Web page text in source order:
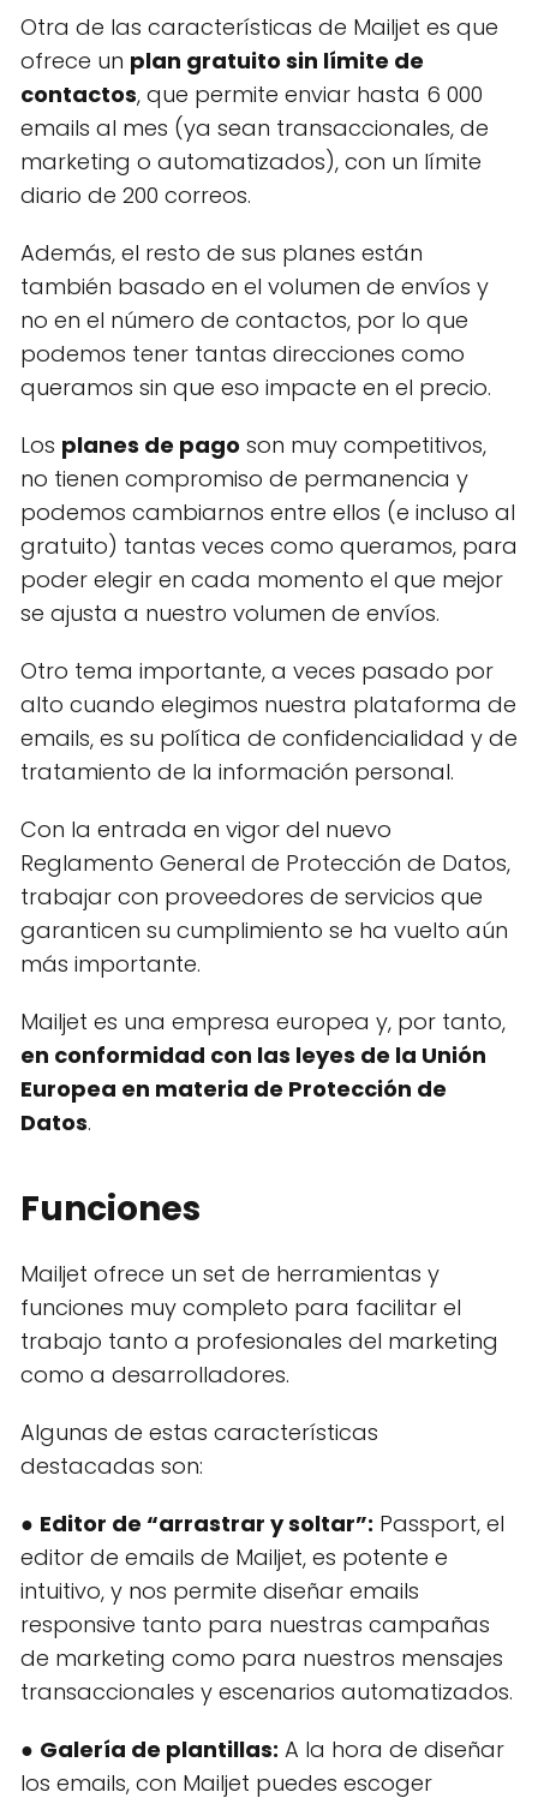
Otra de las características de Mailjet es que
ofrece un plan gratuito sin límite de
contactos, que permite enviar hasta 6 000
emails al mes (ya sean transaccionales, de
marketing o automatizados), con un límite
diario de 200 correos.
Además, el resto de sus planes están
también basado en el volumen de envíos y
no en el número de contactos, por lo que
podemos tener tantas direcciones como
queramos sin que eso impacte en el precio.
Los planes de pago son muy competitivos,
no tienen compromiso de permanencia y
podemos cambiarnos entre ellos (e incluso al
gratuito) tantas veces como queramos, para
poder elegir en cada momento el que mejor
se ajusta a nuestro volumen de envíos.
Otro tema importante, a veces pasado por
alto cuando elegimos nuestra plataforma de
emails, es su política de confidencialidad y de
tratamiento de la información personal.
Con la entrada en vigor del nuevo
Reglamento General de Protección de Datos,
trabajar con proveedores de servicios que
garanticen su cumplimiento se ha vuelto aún
más importante.
Mailjet es una empresa europea y, por tanto,
en conformidad con las leyes de la Unión
Europea en materia de Protección de
Datos.
Funciones
Mailjet ofrece un set de herramientas y
funciones muy completo para facilitar el
trabajo tanto a profesionales del marketing
como a desarrolladores.
Algunas de estas características
destacadas son:
● Editor de “arrastrar y soltar”: Passport, el
editor de emails de Mailjet, es potente e
intuitivo, y nos permite diseñar emails
responsive tanto para nuestras campañas
de marketing como para nuestros mensajes
transaccionales y escenarios automatizados.
● Galería de plantillas: A la hora de diseñar
los emails, con Mailjet puedes escoger